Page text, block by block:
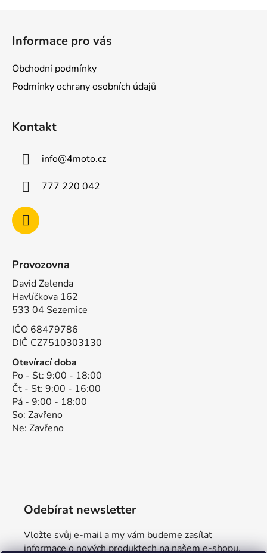
Informace pro vás
Obchodní podmínky
Podmínky ochrany osobních údajů
Kontakt
info@4moto.cz
777 220 042
Provozovna
David Zelenda
Havlíčkova 162
533 04 Sezemice
IČO 68479786
DIČ CZ7510303130
Otevírací doba
Po - St: 9:00 - 18:00
Čt - St: 9:00 - 16:00
Pá - 9:00 - 18:00
So: Zavřeno
Ne: Zavřeno
Odebírat newsletter
Vložte svůj e-mail a my vám budeme zasílat
informace o nových produktech na našem e-shopu.